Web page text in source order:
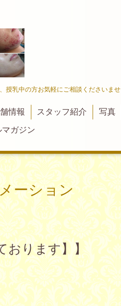
授乳中の方お気軽にご相談くださいませ
情報 スタッフ紹介 写真
マガジン
ーション
おります】】